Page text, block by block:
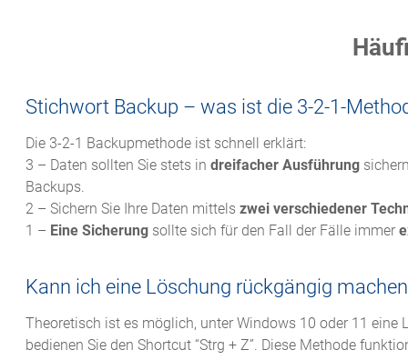
Stichwort Backup – was ist die 3-2-1-
Die 3-2-1 Backupmethode ist schnell erklärt:
3 – Daten sollten Sie stets in dreifacher Ausführung
Backups.
2 – Sichern Sie Ihre Daten mittels zwei verschiedener
1 – Eine Sicherung sollte sich für den Fall der Fälle immer
Kann ich eine Löschung rückgängig
Theoretisch ist es möglich, unter Windows 10 oder 11
bedienen Sie den Shortcut “Strg + Z”. Diese Methode